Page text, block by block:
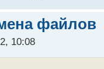
файлов
10:08